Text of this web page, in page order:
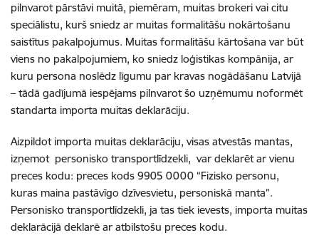
pilnvarot pārstāvi muitā, piemēram, muitas brokeri vai citu
speciālistu, kurš sniedz ar muitas formalitāšu nokārtošanu
saistītus pakalpojumus. Muitas formalitāšu kārtošana var būt
viens no pakalpojumiem, ko sniedz loģistikas kompānija, ar
kuru persona noslēdz līgumu par kravas nogādāšanu Latvijā
– tādā gadījumā iespējams pilnvarot šo uzņēmumu noformēt
standarta importa muitas deklarāciju.
Aizpildot importa muitas deklarāciju, visas atvestās mantas,
izņemot personisko transportlīdzekli, var deklarēt ar vienu
preces kodu: preces kods 9905 0000 “Fizisko personu,
kuras maina pastāvīgo dzīvesvietu, personiskā manta”.
Personisko transportlīdzekli, ja tas tiek ievests, importa muitas
deklarācijā deklarē ar atbilstošu preces kodu.